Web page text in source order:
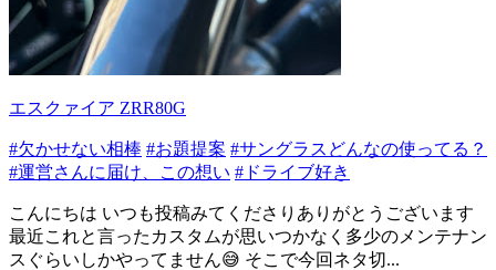
エスクァイア ZRR80G
#欠かせない相棒 #お題提案 #サングラスどんなの使ってる？
#運営さんに届け、この想い #ドライブ好き
こんにちは いつも投稿みてくださりありがとうございます
最近これと言ったカスタムが思いつかなく多少のメンテナン
スぐらいしかやってません😅 そこで今回ネタ切...